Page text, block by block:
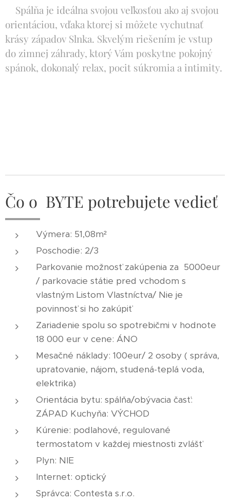
Spálňa je ideálna svojou veľkosťou ako aj svojou
orientáciou, vďaka ktorej si môžete vychutnať
krásy západov Slnka. Skvelým riešením je vstup
do zimnej záhrady, ktorý Vám poskytne pokojný
spánok, dokonalý relax, pocit súkromia a intimity.
Čo o BYTE potrebujete vedieť
Výmera: 51,08m²
Poschodie: 2/3
Parkovanie možnosť zakúpenia za 5000eur
/ parkovacie státie pred vchodom s
vlastným Listom Vlastníctva/ Nie je
povinnosť si ho zakúpiť
Zariadenie spolu so spotrebičmi v hodnote
18 000 eur v cene: ÁNO
Mesačné náklady: 100eur/ 2 osoby ( správa,
upratovanie, nájom, studená-teplá voda,
elektrika)
Orientácia bytu: spálňa/obývacia časť:
ZÁPAD Kuchyňa: VÝCHOD
Kúrenie: podlahové, regulované
termostatom v každej miestnosti zvlášť
Plyn: NIE
Internet: optický
Správca: Contesta s.r.o.